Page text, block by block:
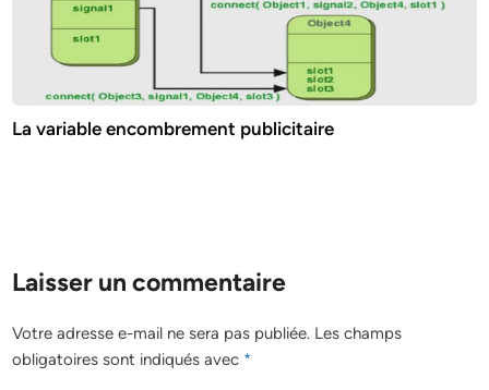
La variable encombrement publicitaire
Laisser un commentaire
Votre adresse e-mail ne sera pas publiée. Les champs
obligatoires sont indiqués avec *